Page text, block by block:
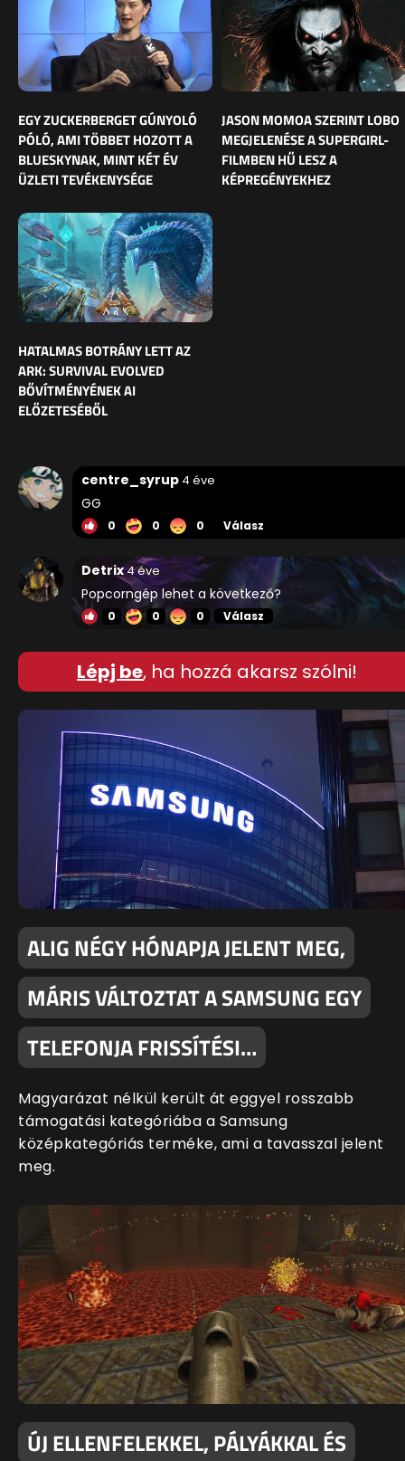
EGY ZUCKERBERGET GÚNYOLÓ
PÓLÓ, AMI TÖBBET HOZOTT A
BLUESKYNAK, MINT KÉT ÉV
ÜZLETI TEVÉKENYSÉGE
JASON MOMOA SZERINT LOBO
MEGJELENÉSE A SUPERGIRL-
FILMBEN HŰ LESZ A
KÉPREGÉNYEKHEZ
HATALMAS BOTRÁNY LETT AZ
ARK: SURVIVAL EVOLVED
BŐVÍTMÉNYÉNEK AI
ELŐZETESÉBŐL
centre_syrup 4 éve
GG
0 0 0 Válasz
Detrix4 éve
Popcorngép lehet a következő?
0 0 0 Válasz
Lépj be, ha hozzá akarsz szólni!
ALIG NÉGY HÓNAPJA JELENT MEG,
MÁRIS VÁLTOZTAT A SAMSUNG EGY
TELEFONJA FRISSÍTÉSI…
Magyarázat nélkül került át eggyel rosszabb
támogatási kategóriába a Samsung
középkategóriás terméke, ami a tavasszal jelent
meg.
ÚJ ELLENFELEKKEL, PÁLYÁKKAL ÉS